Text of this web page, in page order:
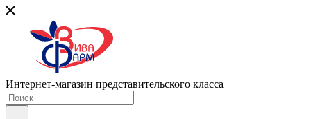
Интернет-магазин представительского класса